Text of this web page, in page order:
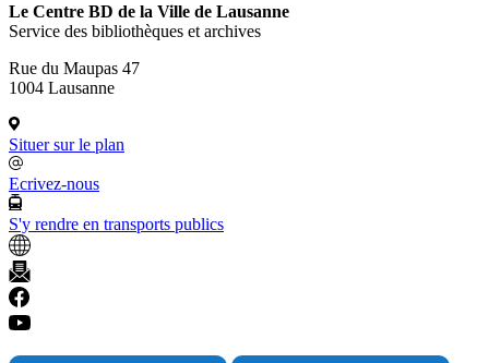
Le Centre BD de la Ville de Lausanne
Service des bibliothèques et archives
Rue du Maupas 47
1004 Lausanne
Situer sur le plan
Ecrivez-nous
S'y rendre en transports publics